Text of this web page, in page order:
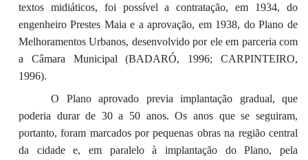
textos midiáticos, foi possível a contratação, em 1934, do
engenheiro Prestes Maia e a aprovação, em 1938, do Plano de
Melhoramentos Urbanos, desenvolvido por ele em parceria com
a Câmara Municipal (BADARÓ, 1996; CARPINTEIRO,
1996).
O Plano aprovado previa implantação gradual, que
poderia durar de 30 a 50 anos. Os anos que se seguiram,
portanto, foram marcados por pequenas obras na região central
da cidade e, em paralelo à implantação do Plano, pela